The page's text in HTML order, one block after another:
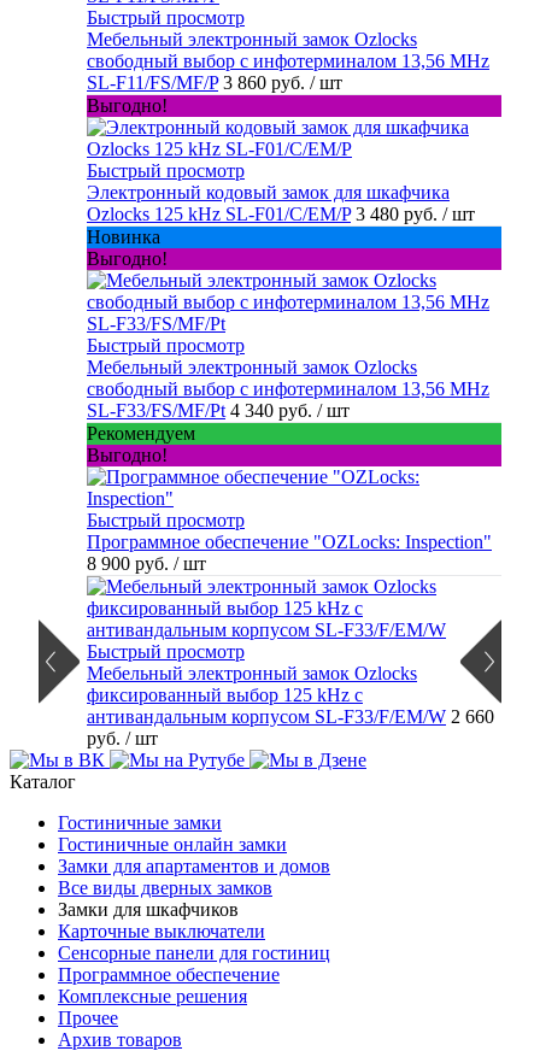
Быстрый просмотр
Мебельный электронный замок Ozlocks
свободный выбор с инфотерминалом 13,56 MHz
SL-F11/FS/MF/P 3 860 руб. / шт
Выгодно!
Быстрый просмотр
Электронный кодовый замок для шкафчика
Ozlocks 125 kHz SL-F01/C/EM/P 3 480 руб. / шт
Новинка
Выгодно!
Быстрый просмотр
Мебельный электронный замок Ozlocks
свободный выбор с инфотерминалом 13,56 MHz
SL-F33/FS/MF/Pt 4 340 руб. / шт
Рекомендуем
Выгодно!
Быстрый просмотр
Программное обеспечение "OZLocks: Inspection"
8 900 руб. / шт
Быстрый просмотр
Мебельный электронный замок Ozlocks
фиксированный выбор 125 kHz с
антивандальным корпусом SL-F33/F/EM/W 2 660
руб. / шт
Каталог
Гостиничные замки
Гостиничные онлайн замки
Замки для апартаментов и домов
Все виды дверных замков
Замки для шкафчиков
Карточные выключатели
Сенсорные панели для гостиниц
Программное обеспечение
Комплексные решения
Прочее
Архив товаров